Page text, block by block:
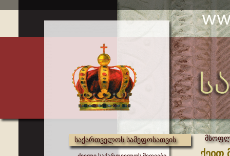
საქართველოს სამეფოსათვის
ქეით